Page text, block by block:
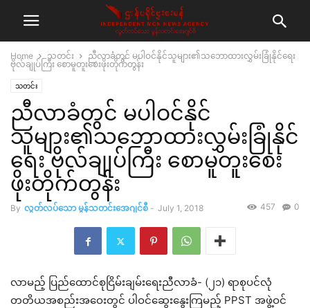
Home သတင်း
ညီလာခံတွင် မပါဝင်နိုင်သူများ၏သဘောထားလွှမ်းခြုံနိုင်ရေး
ဗိုလ်ချုပ်ကြီး စောမူတူးစေးဖိုးတိုက်တွန်း
သတင်း
ညီလာခံတွင် မပါဝင်နိုင်
သူများ၏သဘောထားလွှမ်းခြုံနိုင်
ရေး ဗိုလ်ချုပ်ကြီး စောမူတူးစေး
ဖိုးတိုက်တွန်း
By လွတ်လပ်သော မွန်သတင်းအေဂျင်စီ - July 1, 2018 0
457
လာမည့် ပြည်ထောင်စုငြိမ်းချမ်းရေးညီလာခံ- (၂၁) ရာစုပင်လုံ
တတိယအစည်းအဝေးတွင် ပါဝင်ဆွေးနွေးကြမည့် PPST အဖွဲ့ဝင်